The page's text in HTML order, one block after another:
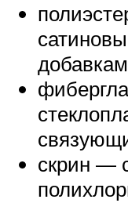
скрин —